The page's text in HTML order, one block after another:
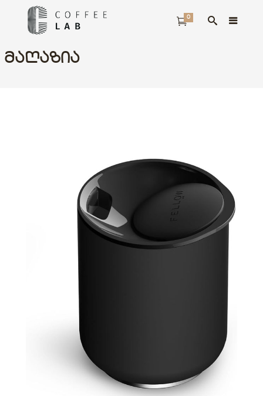
0
ᲛᲐᲦᲐᲖᲘᲐ